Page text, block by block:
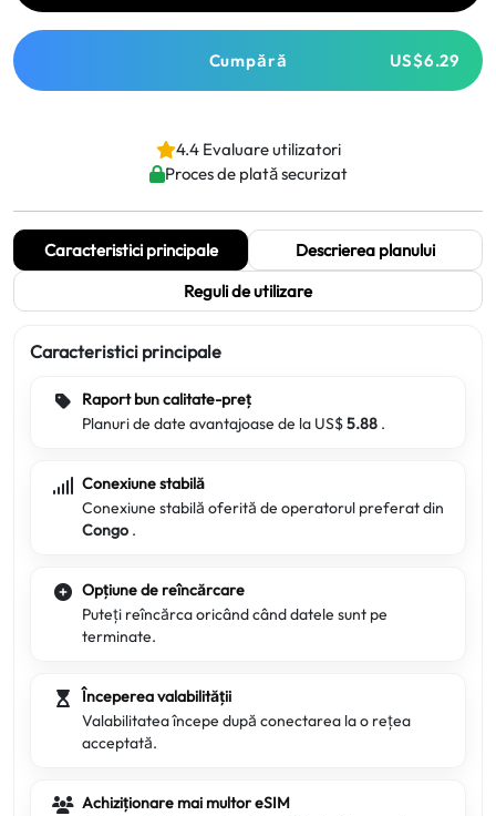
Cumpără US$6.29
4.4 Evaluare utilizatori
Proces de plată securizat
Caracteristici principale
Descrierea planului
Reguli de utilizare
Caracteristici principale
Raport bun calitate-preț
Planuri de date avantajoase de la US$5.88 .
Conexiune stabilă
Conexiune stabilă oferită de operatorul preferat din
Congo .
Opțiune de reîncărcare
Puteți reîncărca oricând când datele sunt pe
terminate.
Începerea valabilității
Valabilitatea începe după conectarea la o rețea
acceptată.
Achiziționare mai multor eSIM